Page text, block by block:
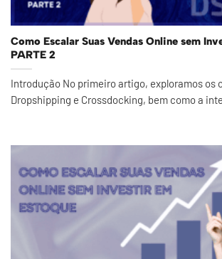
Como Escalar Suas Vendas Online sem
PARTE 2
Introdução No primeiro artigo, exploramos os
Dropshipping e Crossdocking, bem como a